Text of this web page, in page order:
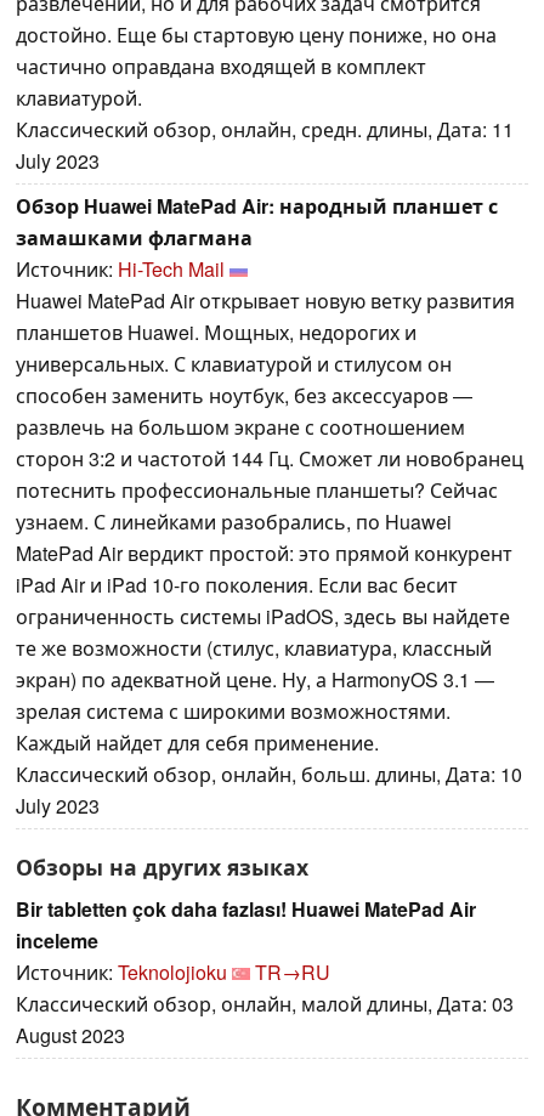
достойно. Еще бы стартовую цену пониже, но она
частично оправдана входящей в комплект
клавиатурой.
Классический обзор, онлайн, средн. длины, Дата: 11
July 2023
Обзор Huawei MatePad Air: народный планшет с
замашками флагмана
Источник: Hi-Tech Mail
Huawei MatePad Air открывает новую ветку развития
планшетов Huawei. Мощных, недорогих и
универсальных. С клавиатурой и стилусом он
способен заменить ноутбук, без аксессуаров —
развлечь на большом экране с соотношением
сторон 3:2 и частотой 144 Гц. Сможет ли новобранец
потеснить профессиональные планшеты? Сейчас
узнаем. С линейками разобрались, по Huawei
MatePad Air вердикт простой: это прямой конкурент
iPad Air и iPad 10-го поколения. Если вас бесит
ограниченность системы iPadOS, здесь вы найдете
те же возможности (стилус, клавиатура, классный
экран) по адекватной цене. Ну, а HarmonyOS 3.1 —
зрелая система с широкими возможностями.
Каждый найдет для себя применение.
Классический обзор, онлайн, больш. длины, Дата: 10
July 2023
Обзоры на других языках
Bir tabletten çok daha fazlası! Huawei MatePad Air
inceleme
Источник: Teknolojioku
TR→RU
Классический обзор, онлайн, малой длины, Дата: 03
August 2023
Комментарий